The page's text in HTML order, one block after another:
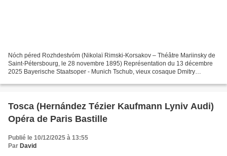
Nóch péred Rozhdestvóm (Nikolaï Rimski-Korsakov – Théâtre Mariinsky de
Saint-Pétersbourg, le 28 novembre 1895) Représentation du 13 décembre
2025 Bayerische Staatsoper - Munich Tschub, vieux cosaque Dmitry
Tosca (Hernández Tézier Kaufmann Lyniv Audi)
Opéra de Paris Bastille
Publié le 10/12/2025 à 13:55
Par David